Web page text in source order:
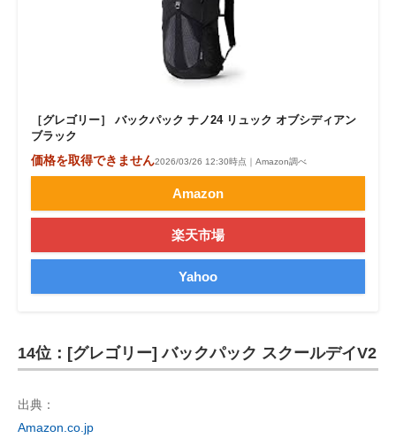
［グレゴリー］ バックパック ナノ24 リュック オブシディアン
ブラック
価格を取得できません2026/03/26 12:30時点｜Amazon調べ
Amazon
楽天市場
Yahoo
14位：[グレゴリー] バックパック スクールデイV2
出典：
Amazon.co.jp